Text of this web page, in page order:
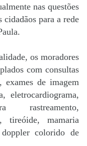
nas questões
para a rede
os moradores
com consultas
exames de imagem
eletrocardiograma,
rastreamento,
tireóide, mamaria
colorido de